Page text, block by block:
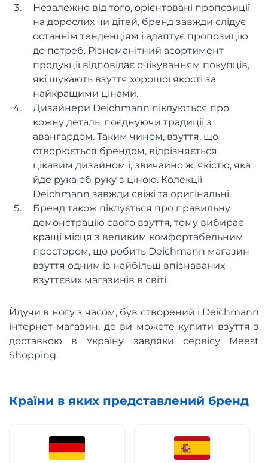
Незалежно від того, орієнтовані пропозиції
на дорослих чи дітей, бренд завжди слідує
останнім тенденціям і адаптує пропозицію
до потреб. Різноманітний асортимент
продукції відповідає очікуванням покупців,
які шукають взуття хорошої якості за
найкращими цінами.
Дизайнери Deichmann піклуються про
кожну деталь, поєднуючи традиції з
авангардом. Таким чином, взуття, що
створюється брендом, відрізняється
цікавим дизайном і, звичайно ж, якістю, яка
йде рука об руку з ціною. Колекції
Deichmann завжди свіжі та оригінальні.
Бренд також піклується про правильну
демонстрацію свого взуття, тому вибирає
кращі місця з великим комфортабельним
простором, що робить Deichmann магазин
взуття одним із найбільш впізнаваних
взуттєвих магазинів в світі.
Йдучи в ногу з часом, був створений і Deichmann
інтернет-магазин, де ви можете купити взуття з
доставкою в Україну завдяки сервісу Meest
Shopping.
Країни в яких представлений бренд